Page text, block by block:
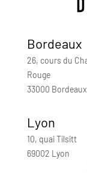
Bordeaux
26, cours du
Rouge
33000 Bordeaux
Lyon
10, quai Tilsitt
69002 Lyon